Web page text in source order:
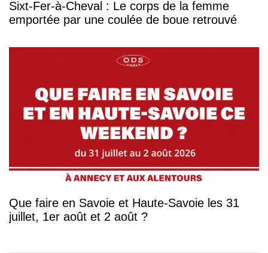
Sixt-Fer-à-Cheval : Le corps de la femme
emportée par une coulée de boue retrouvé
Que faire en Savoie et Haute-Savoie les 31
juillet, 1er août et 2 août ?